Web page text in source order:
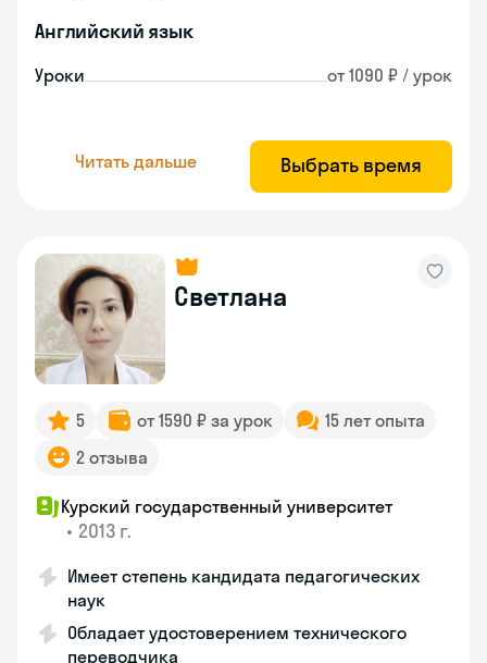
Английский язык
Уроки от 1090 ₽ / урок
Читать дальше Выбрать время
Светлана
5 от 1590 ₽ за урок
15 лет опыта
2 отзыва
Курский государственный университет
• 2013 г.
Имеет степень кандидата педагогических
наук
Обладает удостоверением технического
переводчика